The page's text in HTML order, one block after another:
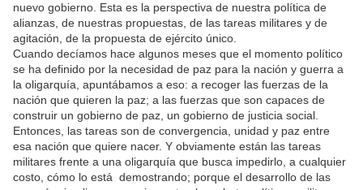
nuevo gobierno. Esta es la perspectiva de nuestra política de
alianzas, de nuestras propuestas, de las tareas militares y de
agitación, de la propuesta de ejército único.
Cuando decíamos hace algunos meses que el momento político
se ha definido por la necesidad de paz para la nación y guerra a
la oligarquía, apuntábamos a eso: a recoger las fuerzas de la
nación que quieren la paz; a las fuerzas que son capaces de
construir un gobierno de paz, un gobierno de justicia social.
Entonces, las tareas son de convergencia, unidad y paz entre
esa nación que quiere nacer. Y obviamente están las tareas
militares frente a una oligarquía que busca impedirlo, a cualquier
costo, cómo lo está demostrando; porque el desarrollo de las